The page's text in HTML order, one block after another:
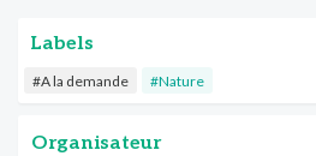
Labels
#A la demande #Nature
Organisateur